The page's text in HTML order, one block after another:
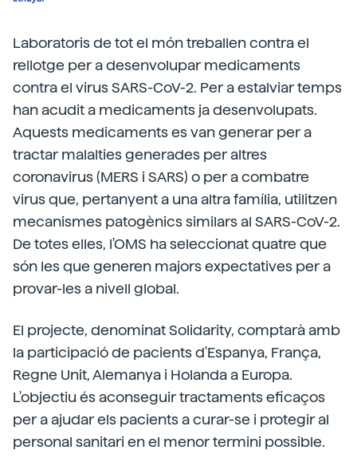
Laboratoris de tot el món treballen contra el
rellotge per a desenvolupar medicaments
contra el virus SARS-CoV-2. Per a estalviar temps
han acudit a medicaments ja desenvolupats.
Aquests medicaments es van generar per a
tractar malalties generades per altres
coronavirus (MERS i SARS) o per a combatre
virus que, pertanyent a una altra família, utilitzen
mecanismes patogènics similars al SARS-CoV-2.
De totes elles, l'OMS ha seleccionat quatre que
són les que generen majors expectatives per a
provar-les a nivell global.
El projecte, denominat Solidarity, comptarà amb
la participació de pacients d'Espanya, França,
Regne Unit, Alemanya i Holanda a Europa.
L'objectiu és aconseguir tractaments eficaços
per a ajudar els pacients a curar-se i protegir al
personal sanitari en el menor termini possible.